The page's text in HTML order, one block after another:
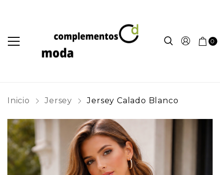
0
Inicio Jersey Jersey Calado Blanco